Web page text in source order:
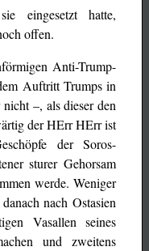
eingesetzt hatte,
offen.
Anti-Trump-
Auftritt Trumps in
–, als dieser den
der HErr HErr ist
der Soros-
sturer Gehorsam
werde. Weniger
nach Ostasien
Vasallen seines
und zweitens